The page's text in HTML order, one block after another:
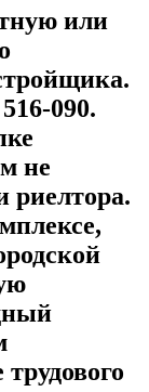
или
090.
не
риелтора.